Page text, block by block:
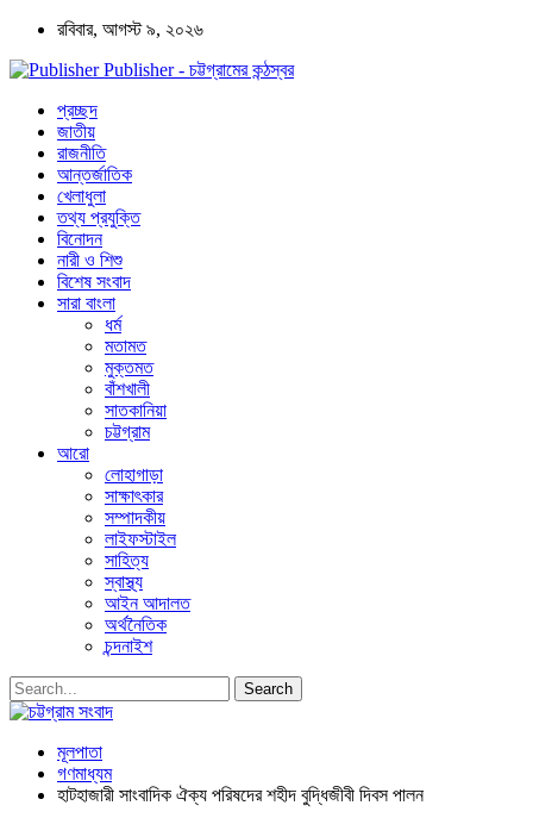
রবিবার, আগস্ট ৯, ২০২৬
Publisher - চট্টগ্রামের কন্ঠস্বর
প্রচ্ছদ
জাতীয়
রাজনীতি
আন্তর্জাতিক
খেলাধুলা
তথ্য প্রযুক্তি
বিনোদন
নারী ও শিশু
বিশেষ সংবাদ
সারা বাংলা
ধর্ম
মতামত
মুক্তমত
বাঁশখালী
সাতকানিয়া
চট্টগ্রাম
আরো
লোহাগাড়া
সাক্ষাৎকার
সম্পাদকীয়
লাইফস্টাইল
সাহিত্য
স্বাস্থ্য
আইন আদালত
অর্থনৈতিক
চন্দনাইশ
মূলপাতা
গণমাধ্যম
হাটহাজারী সাংবাদিক ঐক্য পরিষদের শহীদ বুদ্ধিজীবী দিবস পালন